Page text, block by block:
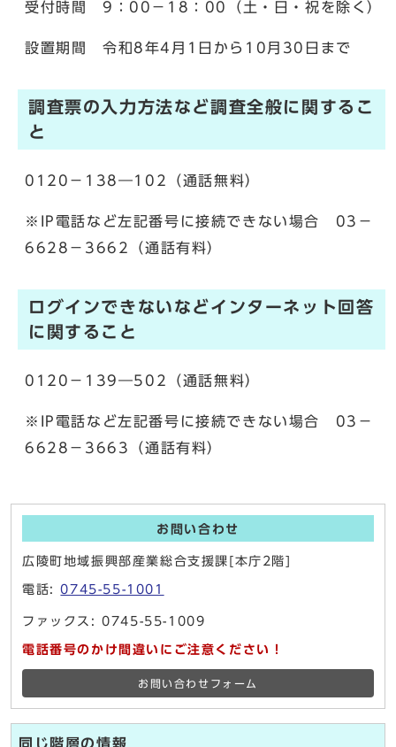
受付時間 9：00－18：00（土・日・祝を除く）
設置期間 令和8年4月1日から10月30日まで
調査票の入力方法など調査全般に関するこ
と
0120－138―102（通話無料）
※IP電話など左記番号に接続できない場合 03－
6628－3662（通話有料）
ログインできないなどインターネット回答
に関すること
0120－139―502（通話無料）
※IP電話など左記番号に接続できない場合 03－
6628－3663（通話有料）
お問い合わせ
広陵町地域振興部産業総合支援課[本庁2階]
電話:0745-55-1001
ファックス: 0745-55-1009
電話番号のかけ間違いにご注意ください！
お問い合わせフォーム
同じ階層の情報